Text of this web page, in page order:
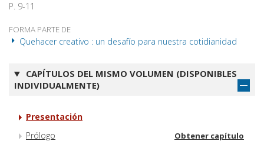
P. 9-11
FORMA PARTE DE
Quehacer creativo : un desafío para nuestra cotidianidad
CAPÍTULOS DEL MISMO VOLUMEN (DISPONIBLES
INDIVIDUALMENTE)
Presentación
Prólogo
Obtener capítulo